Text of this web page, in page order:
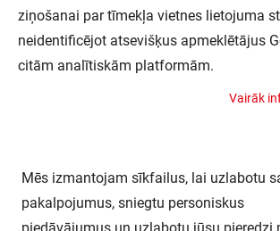
ziņošanai par tīmekļa vietnes lietojuma
neidentificējot atsevišķus apmeklētājus
citām analītiskām platformām.
Vairāk in
Mēs izmantojam sīkfailus, lai uzlabotu
pakalpojumus, sniegtu personiskus